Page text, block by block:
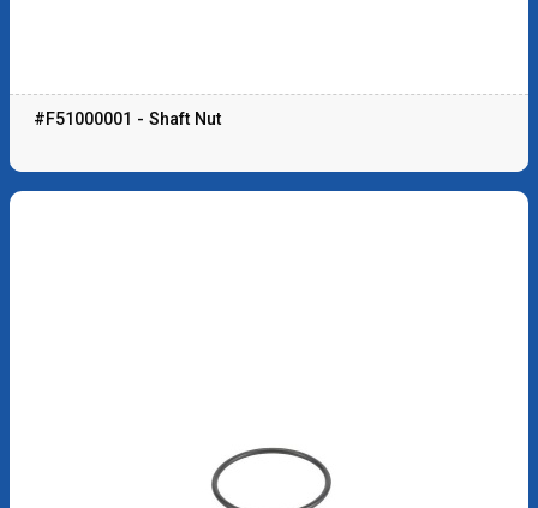
#F51000001 - Shaft Nut